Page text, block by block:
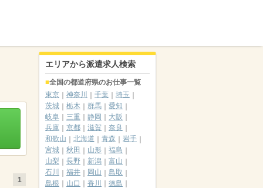
1
エリアから派遣求人検索
全国の都道府県のお仕事一覧
東京
神奈川 千葉
埼玉
茨城
栃木 群馬
愛知
岐阜
三重 静岡
大阪
兵庫
京都 滋賀
奈良
和歌山
北海道 青森
岩手
宮城
秋田 山形
福島
山梨
長野 新潟
富山
石川
福井 岡山
鳥取
島根
山口 香川
徳島